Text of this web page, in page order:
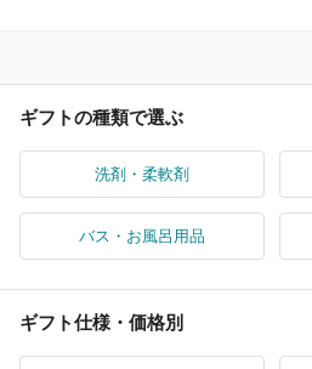
ギフトの種類で選ぶ
洗剤・柔軟剤
バス・お風呂用品
ギフト仕様・価格別